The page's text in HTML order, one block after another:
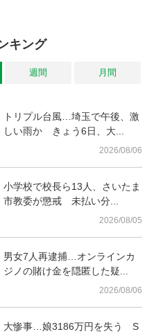
キング
週間 月間
トリプル台風…埼玉で午後、激
しい雨か きょう6日、大...
2026/08/06
小学校で校長ら13人、さいたま
市教委が懲戒 未払い分...
2026/08/05
男女7人再逮捕…オンラインカ
ジノの賭け金を隠匿した疑...
2026/08/06
大惨事…娘3186万円を失う S